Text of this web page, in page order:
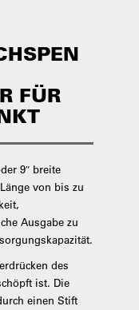
FÜR
9″ breite
von bis zu
Ausgabe zu
des
ist. Die
einen Stift